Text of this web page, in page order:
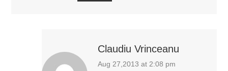
Claudiu Vrinceanu
Aug 27,2013 at 2:08 pm